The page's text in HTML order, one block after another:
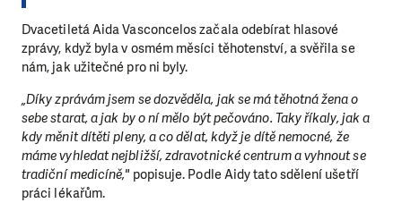
Dvacetiletá Aida Vasconcelos začala odebírat hlasové
zprávy, když byla v osmém měsíci těhotenství, a svěřila se
nám, jak užitečné pro ni byly.
„Díky zprávám jsem se dozvěděla, jak se má těhotná žena o
sebe starat, a jak by o ní mělo být pečováno. Taky říkaly, jak a
kdy měnit dítěti pleny, a co dělat, když je dítě nemocné, že
máme vyhledat nejbližší, zdravotnické centrum a vyhnout se
tradiční medicíně,"popisuje. Podle Aidy tato sdělení ušetří
práci lékařům.